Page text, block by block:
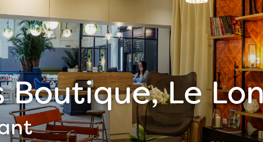
Boutique, Le